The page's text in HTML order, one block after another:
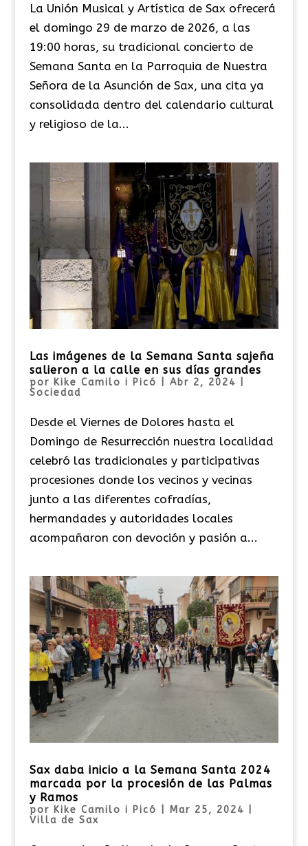
La Unión Musical y Artística de Sax ofrecerá
el domingo 29 de marzo de 2026, a las
19:00 horas, su tradicional concierto de
Semana Santa en la Parroquia de Nuestra
Señora de la Asunción de Sax, una cita ya
consolidada dentro del calendario cultural
y religioso de la...
Las imágenes de la Semana Santa sajeña
salieron a la calle en sus días grandes
por Kike Camilo i Picó Abr 2, 2024
Sociedad
Desde el Viernes de Dolores hasta el
Domingo de Resurrección nuestra localidad
celebró las tradicionales y participativas
procesiones donde los vecinos y vecinas
junto a las diferentes cofradías,
hermandades y autoridades locales
acompañaron con devoción y pasión a...
Sax daba inicio a la Semana Santa 2024
marcada por la procesión de las Palmas
y Ramos
por Kike Camilo i Picó Mar 25, 2024
Villa de Sax